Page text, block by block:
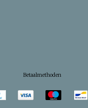
Betaalmethoden